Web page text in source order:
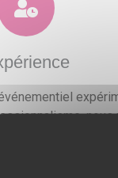
nous
satisfaire vos